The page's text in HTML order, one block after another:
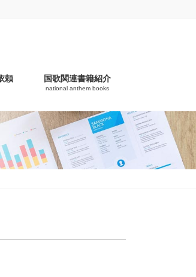
頼 国歌関連書籍紹介
national anthem books